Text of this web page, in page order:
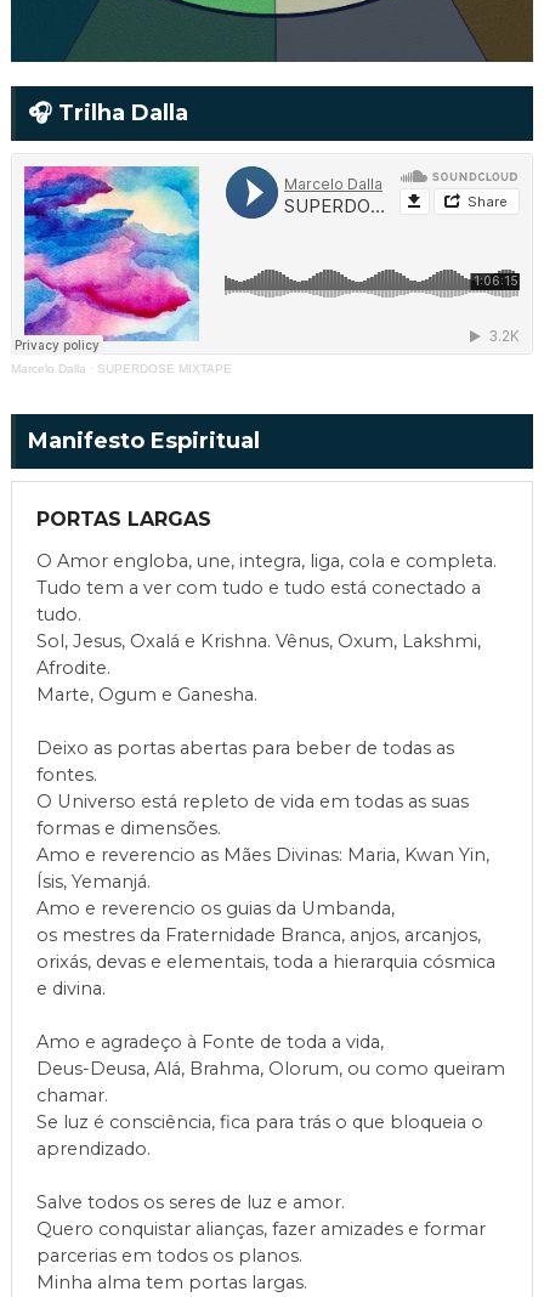
🎧 Trilha Dalla
Marcelo Dalla · SUPERDOSE MIXTAPE
Manifesto Espiritual
PORTAS LARGAS
O Amor engloba, une, integra, liga, cola e completa.
Tudo tem a ver com tudo e tudo está conectado a
tudo.
Sol, Jesus, Oxalá e Krishna. Vênus, Oxum, Lakshmi,
Afrodite.
Marte, Ogum e Ganesha.
Deixo as portas abertas para beber de todas as
fontes.
O Universo está repleto de vida em todas as suas
formas e dimensões.
Amo e reverencio as Mães Divinas: Maria, Kwan Yin,
Ísis, Yemanjá.
Amo e reverencio os guias da Umbanda,
os mestres da Fraternidade Branca, anjos, arcanjos,
orixás, devas e elementais, toda a hierarquia cósmica
e divina.
Amo e agradeço à Fonte de toda a vida,
Deus-Deusa, Alá, Brahma, Olorum, ou como queiram
chamar.
Se luz é consciência, fica para trás o que bloqueia o
aprendizado.
Salve todos os seres de luz e amor.
Quero conquistar alianças, fazer amizades e formar
parcerias em todos os planos.
Minha alma tem portas largas.